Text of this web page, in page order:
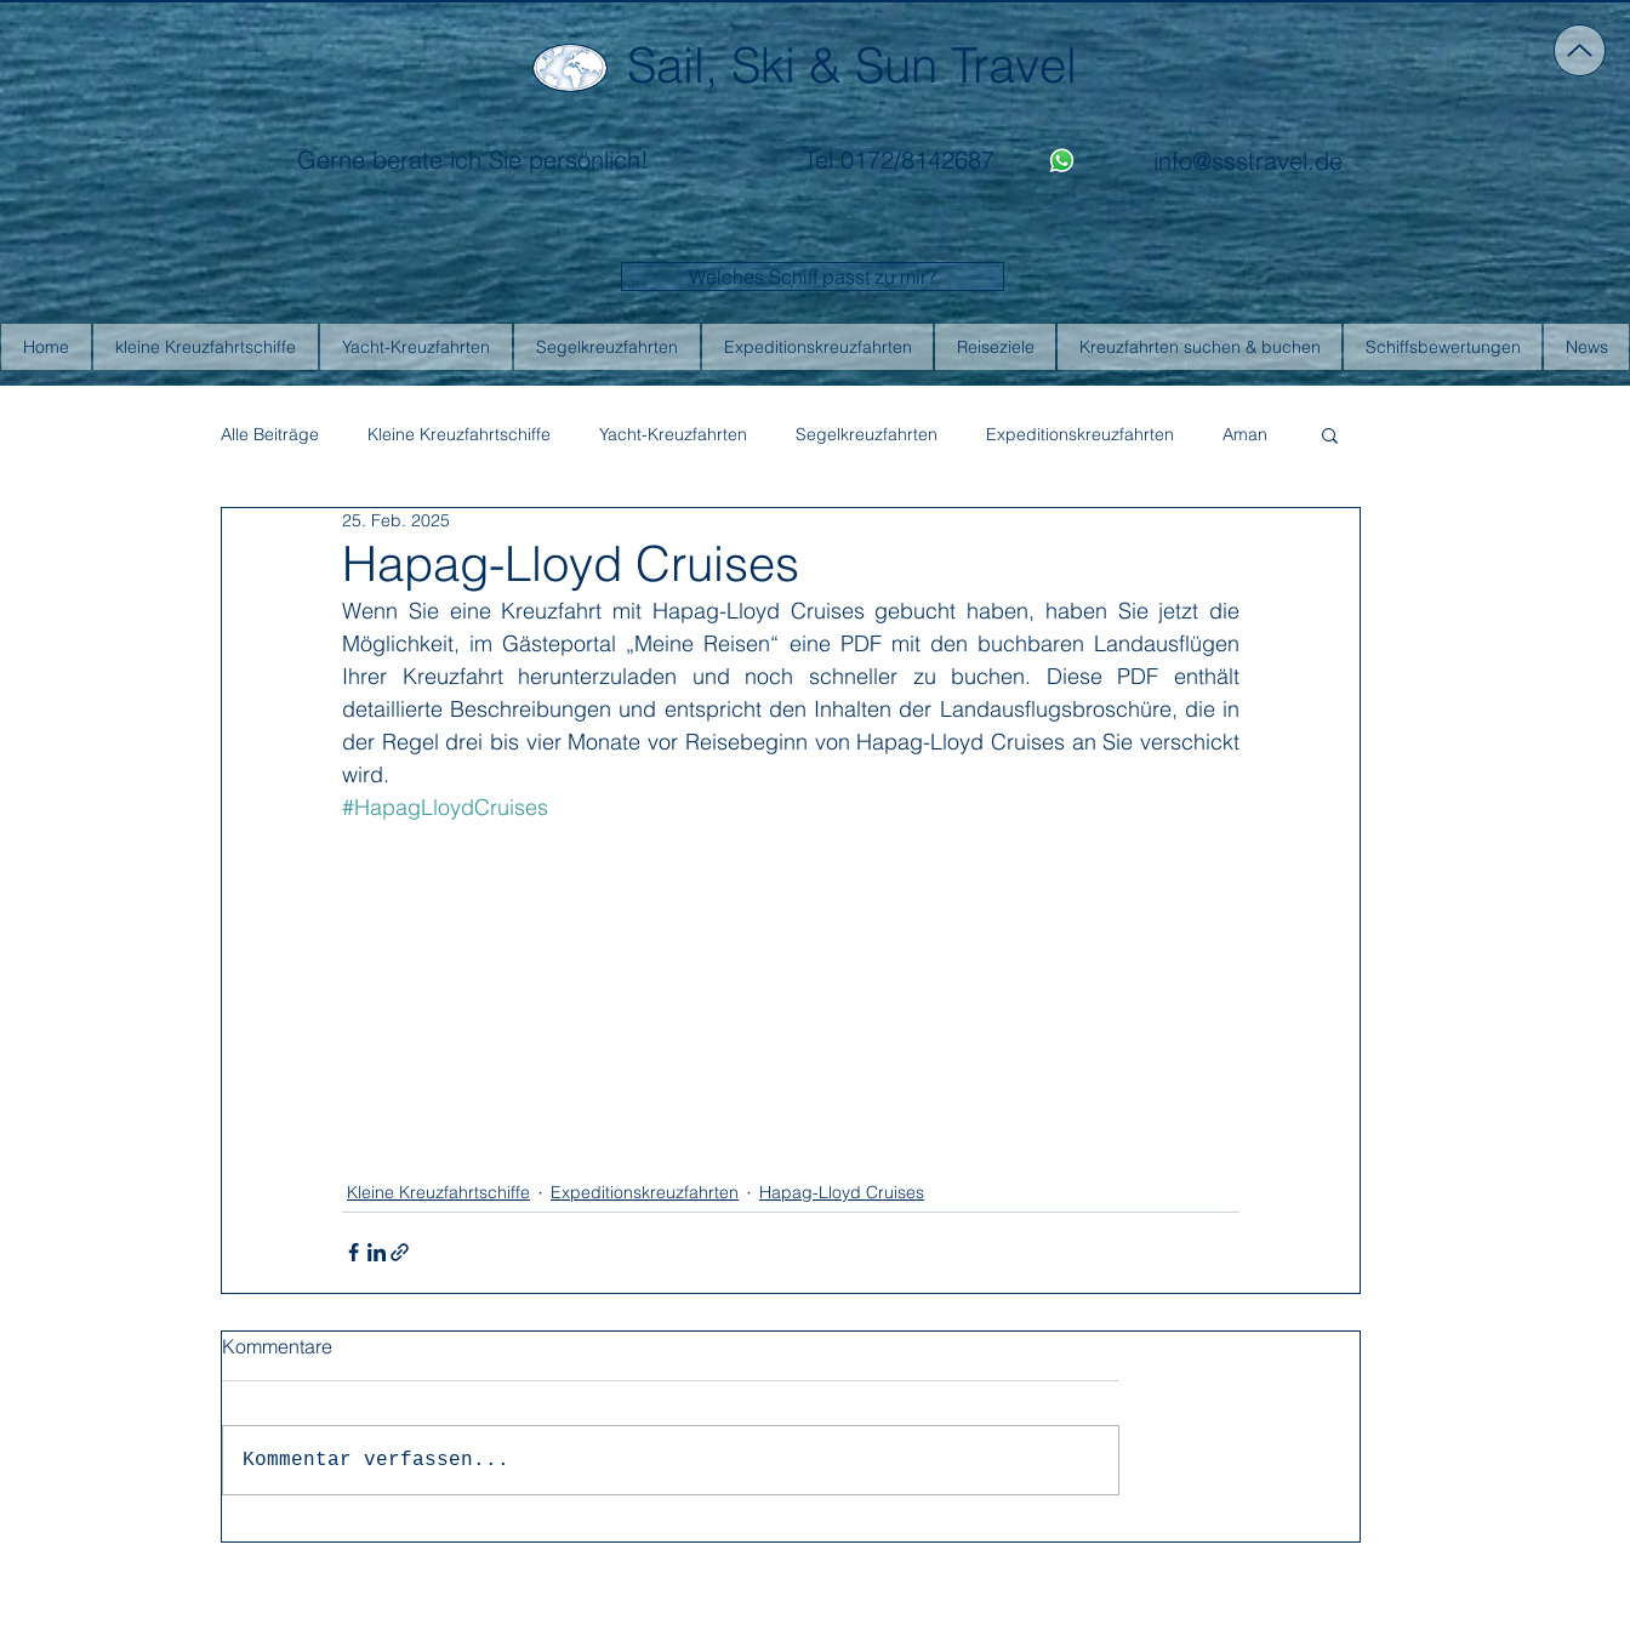
Sail, Ski & Sun Travel
Gerne berate ich Sie persönlich! Tel.0172/8142687 info@ssstravel.de
Welches Schiff passt zu mir?
Home kleine Kreuzfahrtschiffe Yacht-Kreuzfahrten Segelkreuzfahrten Expeditionskreuzfahrten Reiseziele Kreuzfahrten suchen & buchen Schiffsbewertungen News
Alle Beiträge Kleine Kreuzfahrtschiffe Yacht-Kreuzfahrten Segelkreuzfahrten Expeditionskreuzfahrten Aman
Antarctica21 Aurora Expeditions
Orient Express Paul Gauguin Cruises Phoenix Reisen
Poseidon Expeditions Regent Seven Seas Cruises Running on Waves Sailing-Classics Scenic
Sea Cloud Cruises SeaDream Yacht Club
Hapag-Lloyd Cruises
25. Feb. 2025
Wenn Sie eine Kreuzfahrt mit Hapag-Lloyd Cruises gebucht haben, haben Sie jetzt die
Möglichkeit, im Gästeportal „Meine Reisen“ eine PDF mit den buchbaren Landausflügen
Ihrer Kreuzfahrt herunterzuladen und noch schneller zu buchen. Diese PDF enthält
detaillierte Beschreibungen und entspricht den Inhalten der Landausflugsbroschüre, die in
der Regel drei bis vier Monate vor Reisebeginn von Hapag-Lloyd Cruises an Sie verschickt
wird.
#HapagLloydCruises
Kleine Kreuzfahrtschiffe Expeditionskreuzfahrten Hapag-Lloyd Cruises
Kommentare
Kommentar verfassen...